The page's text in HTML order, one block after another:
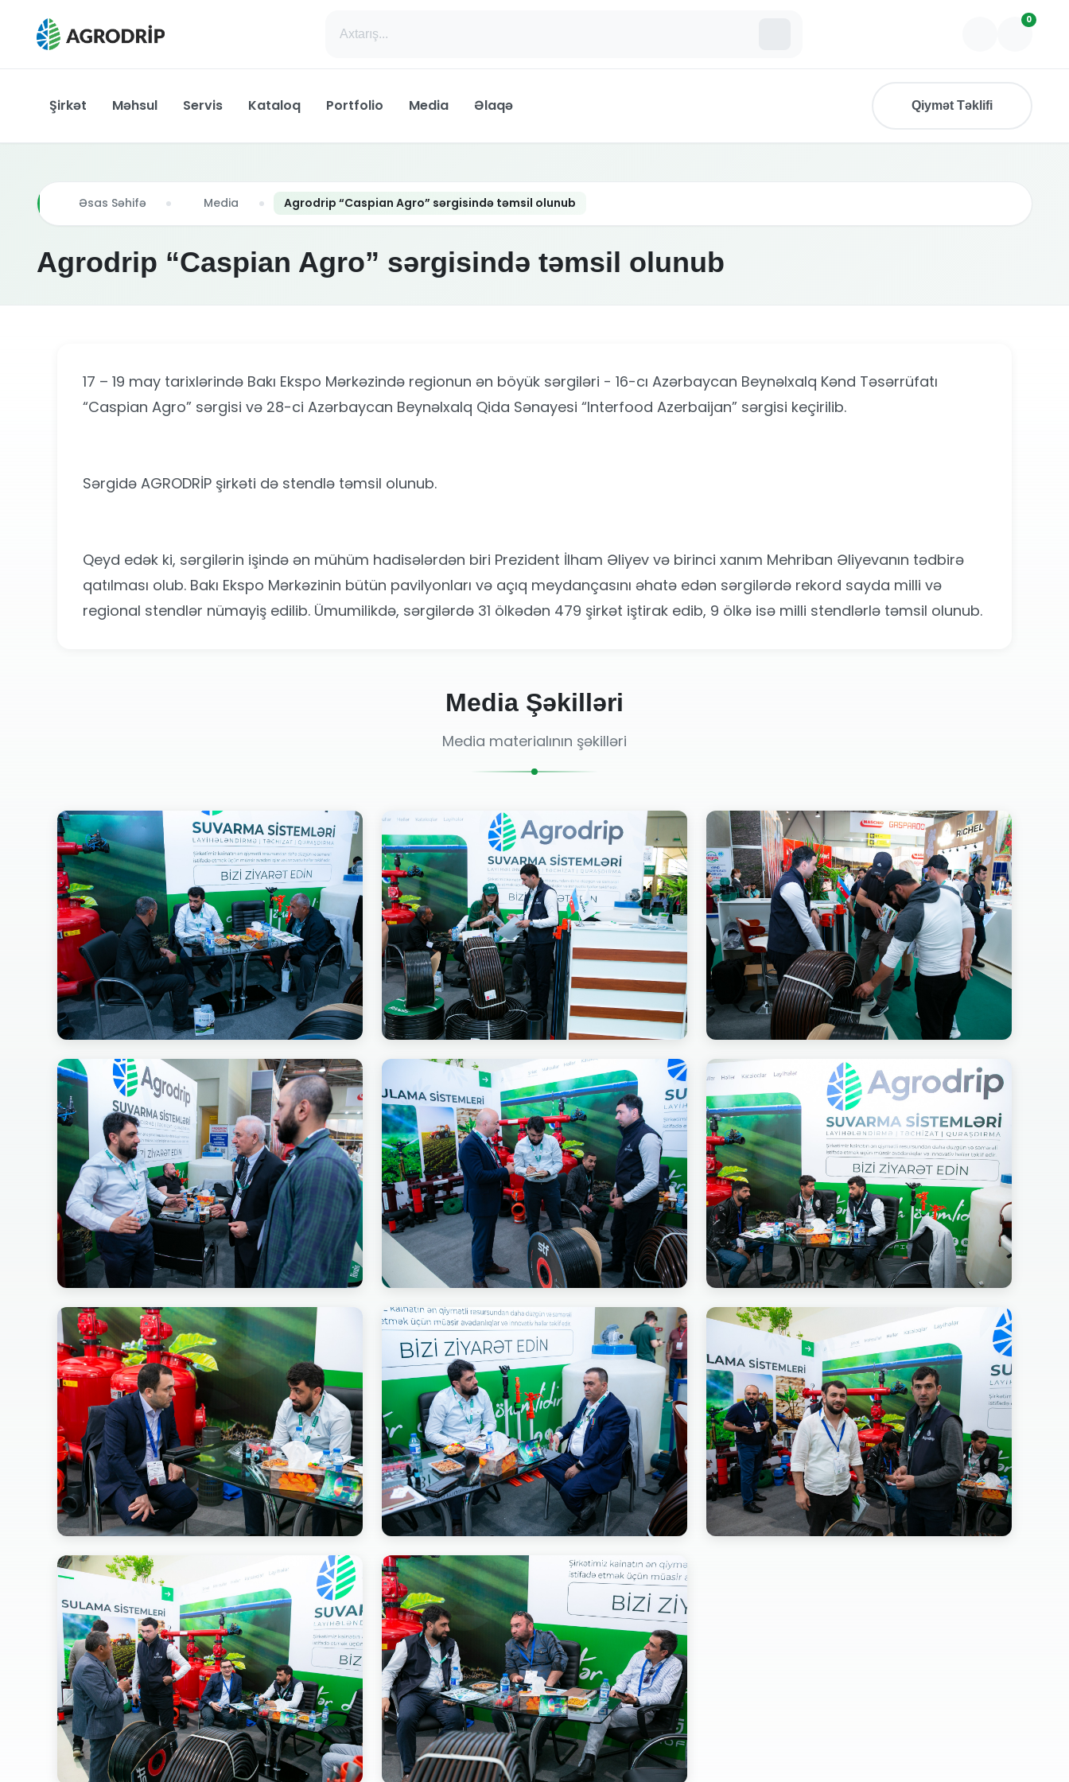
0
Şirkət Məhsul Servis Kataloq Portfolio Media Əlaqə Qiymət Təklifi
Əsas Səhifə Media Agrodrip “Caspian Agro” sərgisində təmsil olunub
Agrodrip “Caspian Agro” sərgisində təmsil olunub
17 – 19 may tarixlərində Bakı Ekspo Mərkəzində regionun ən böyük sərgiləri - 16-cı Azərbaycan Beynəlxalq Kənd Təsərrüfatı
“Caspian Agro” sərgisi və 28-ci Azərbaycan Beynəlxalq Qida Sənayesi “Interfood Azerbaijan” sərgisi keçirilib.
Sərgidə AGRODRİP şirkəti də stendlə təmsil olunub.
Qeyd edək ki, sərgilərin işində ən mühüm hadisələrdən biri Prezident İlham Əliyev və birinci xanım Mehriban Əliyevanın tədbirə
qatılması olub. Bakı Ekspo Mərkəzinin bütün pavilyonları və açıq meydançasını əhatə edən sərgilərdə rekord sayda milli və
regional stendlər nümayiş edilib. Ümumilikdə, sərgilərdə 31 ölkədən 479 şirkət iştirak edib, 9 ölkə isə milli stendlərlə təmsil olunub.
Media Şəkilləri
Media materialının şəkilləri